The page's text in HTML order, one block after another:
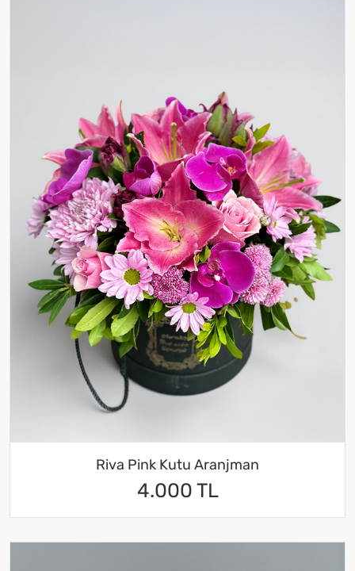
Riva Pink Kutu Aranjman
4.000 TL